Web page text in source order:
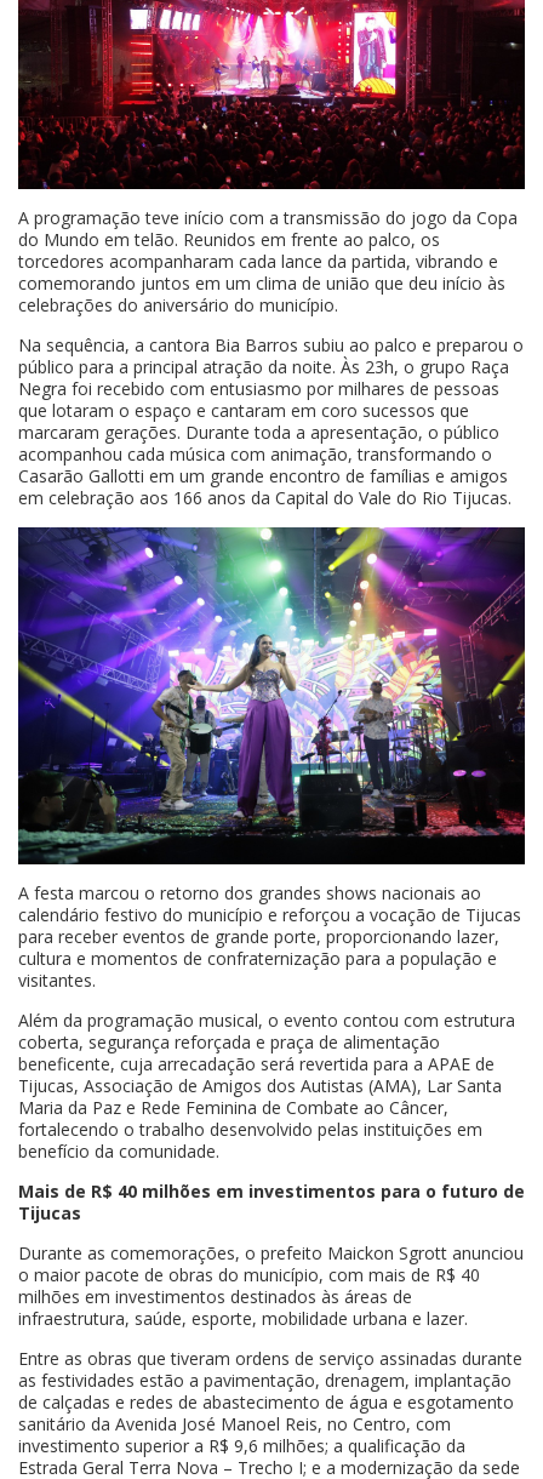
A programação teve início com a transmissão do jogo da Copa
do Mundo em telão. Reunidos em frente ao palco, os
torcedores acompanharam cada lance da partida, vibrando e
comemorando juntos em um clima de união que deu início às
celebrações do aniversário do município.
Na sequência, a cantora Bia Barros subiu ao palco e preparou o
público para a principal atração da noite. Às 23h, o grupo Raça
Negra foi recebido com entusiasmo por milhares de pessoas
que lotaram o espaço e cantaram em coro sucessos que
marcaram gerações. Durante toda a apresentação, o público
acompanhou cada música com animação, transformando o
Casarão Gallotti em um grande encontro de famílias e amigos
em celebração aos 166 anos da Capital do Vale do Rio Tijucas.
A festa marcou o retorno dos grandes shows nacionais ao
calendário festivo do município e reforçou a vocação de Tijucas
para receber eventos de grande porte, proporcionando lazer,
cultura e momentos de confraternização para a população e
visitantes.
Além da programação musical, o evento contou com estrutura
coberta, segurança reforçada e praça de alimentação
beneficente, cuja arrecadação será revertida para a APAE de
Tijucas, Associação de Amigos dos Autistas (AMA), Lar Santa
Maria da Paz e Rede Feminina de Combate ao Câncer,
fortalecendo o trabalho desenvolvido pelas instituições em
benefício da comunidade.
Mais de R$ 40 milhões em investimentos para o futuro de
Tijucas
Durante as comemorações, o prefeito Maickon Sgrott anunciou
o maior pacote de obras do município, com mais de R$ 40
milhões em investimentos destinados às áreas de
infraestrutura, saúde, esporte, mobilidade urbana e lazer.
Entre as obras que tiveram ordens de serviço assinadas durante
as festividades estão a pavimentação, drenagem, implantação
de calçadas e redes de abastecimento de água e esgotamento
sanitário da Avenida José Manoel Reis, no Centro, com
investimento superior a R$ 9,6 milhões; a qualificação da
Estrada Geral Terra Nova – Trecho I; e a modernização da sede